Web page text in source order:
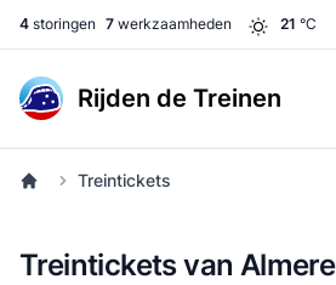
4 storingen 7 werkzaamheden 21 °C
Rijden de Treinen
Treintickets
Treintickets van Almere